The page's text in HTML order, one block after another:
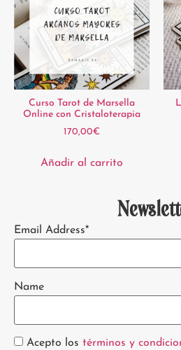
Curso Tarot de Marsella
Online con Cristaloterapia
170,00€
Añadir al carrito
Email Address*
Name
Acepto los términos y